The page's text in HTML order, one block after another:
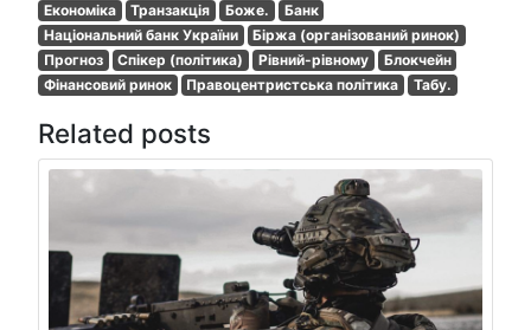
Економіка
Транзакція Боже.
Банк
Національний банк України
Біржа (організований ринок)
Прогноз
Спікер (політика) Рівний-рівному
Блокчейн
Фінансовий ринок
Правоцентристська політика Табу.
Related posts